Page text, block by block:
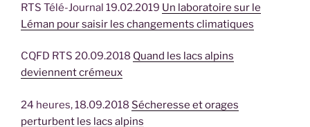
RTS Télé-Journal 19.02.2019 Un laboratoire sur le
Léman pour saisir les changements climatiques
CQFD RTS 20.09.2018 Quand les lacs alpins
deviennent crémeux
24 heures, 18.09.2018 Sécheresse et orages
perturbent les lacs alpins